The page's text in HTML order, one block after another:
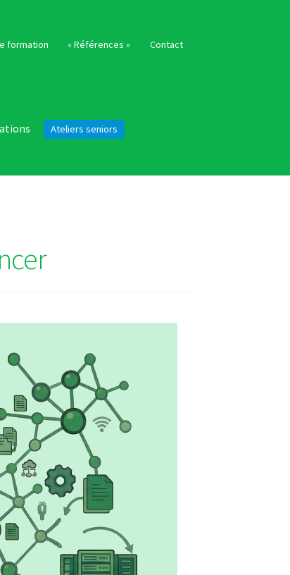
formation « Références » Contact
Ateliers seniors